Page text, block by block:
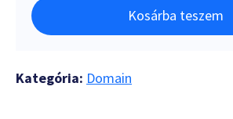
Kosárba teszem
Kategória: Domain